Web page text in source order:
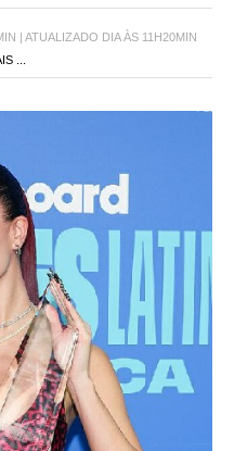
| ATUALIZADO DIA ÀS 11H20MIN
...